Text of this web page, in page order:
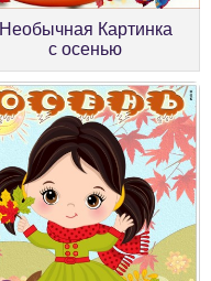
Необычная Картинка
с осенью